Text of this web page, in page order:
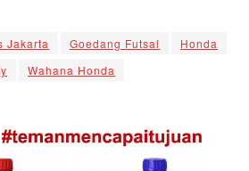
Jakarta Goedang Futsal
Honda
Wahana Honda